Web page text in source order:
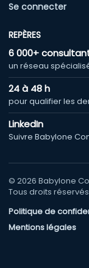
Se connecter
REPÈRES
6 000+
un réseau
24 à 48 h
pour qualifier les
LinkedIn
Suivre Babylone
© 2026 Babylone
Tous droits
Politique de
Mentions légales